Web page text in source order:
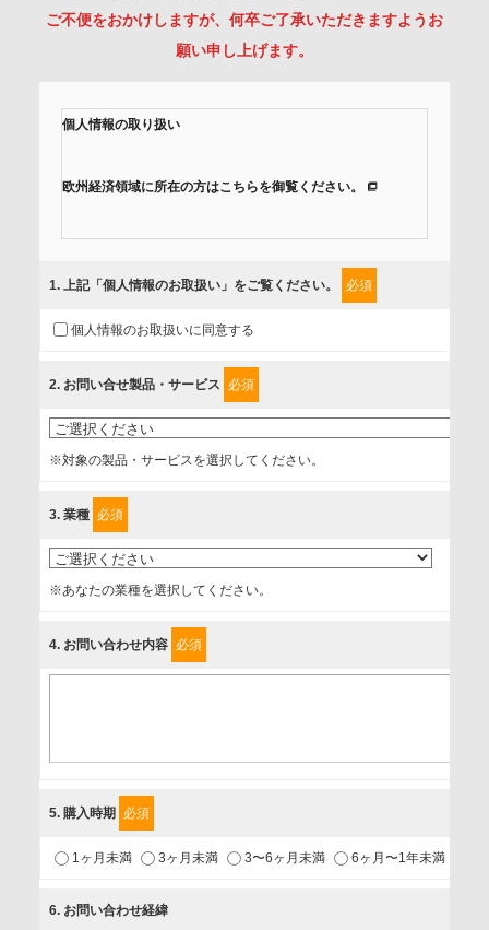
ご不便をおかけしますが、何卒ご了承いただきますようお
願い申し上げます。
個人情報の取り扱い
欧州経済領域に所在の方はこちらを御覧ください。
組みを行っています。
に取扱い、これらで定める範囲内で、サービスの提供やご案
内等のために利用させていただいております。
情報を提供されるお客様（本人）に対して、情報の収集目
的、管理者、提供の有無、情報提供の任意性や権利について
確認し、当社への情報提供がお客様の懸念にならないよう
上げます。
事業者名
個人情報保護責任者
1.当社が取り扱う商品・サービスに関するご案内
2.当社が開催（主催・共催・協賛）するセミナーなど、各種イ
3.お客様の業務内容、及び興味、関心に応じた情報の提供
1. 上記「個人情報のお取扱い」をご覧ください。 必須
個人情報のお取扱いに同意する
2. お問い合せ製品・サービス 必須
※対象の製品・サービスを選択してください。
3. 業種 必須
※あなたの業種を選択してください。
4. お問い合わせ内容 必須
5. 購入時期 必須
1ヶ月未満 3ヶ月未満 3〜6ヶ月未満 6ヶ月〜1年未満
6. お問い合わせ経緯